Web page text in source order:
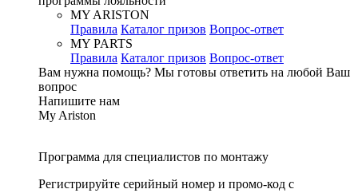
MY ARISTON
Правила Каталог призов Вопрос-ответ
MY PARTS
Правила Каталог призов Вопрос-ответ
Вам нужна помощь? Мы готовы ответить на любой Ваш
вопрос
Напишите нам
My Ariston
Программа для специалистов по монтажу
Регистрируйте серийный номер и промо-код с